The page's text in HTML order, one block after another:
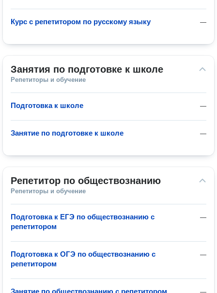
—
Курс с репетитором по русскому языку
Занятия по подготовке к школе
Репетиторы и обучение
—
Подготовка к школе
—
Занятие по подготовке к школе
Репетитор по обществознанию
Репетиторы и обучение
—
Подготовка к ЕГЭ по обществознанию с
репетитором
—
Подготовка к ОГЭ по обществознанию с
репетитором
Занятие по обществознанию с репетитором